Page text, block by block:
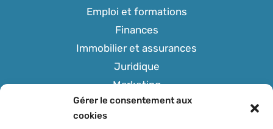
Gérer le consentement aux
cookies
Emploi et formations
Finances
Immobilier et assurances
Juridique
Marketing
Tech